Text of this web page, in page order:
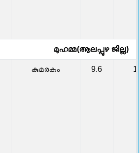
മുഹമ്മ(ആലപ്പുഴ ജില്ല)
കുമരകം 9.6